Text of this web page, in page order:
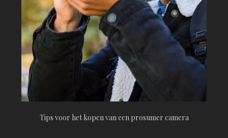
Tips voor het kopen van een prosumer camera